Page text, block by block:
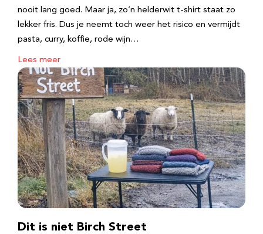
nooit lang goed. Maar ja, zo’n helderwit t-shirt staat zo
lekker fris. Dus je neemt toch weer het risico en vermijdt
pasta, curry, koffie, rode wijn…
Lees meer
Dit is niet Birch Street